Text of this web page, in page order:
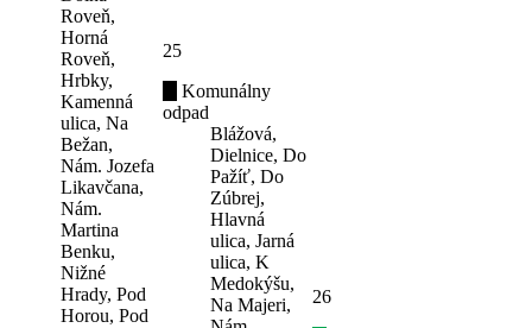
Roveň,
Horná
Roveň,
Hrbky,
Kamenná
ulica, Na
Bežan,
Nám. Jozefa
Likavčana,
Nám.
Martina
Benku,
Nižné
Hrady, Pod
Horou, Pod
25
Komunálny
odpad
Blážová,
Dielnice, Do
Pažíť, Do
Zúbrej,
Hlavná
ulica, Jarná
ulica, K
Medokýšu,
Na Majeri,
26